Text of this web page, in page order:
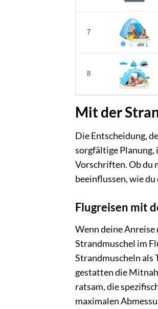
7
8
Mit der
Die Entscheidung,
sorgfältige
Vorschriften. Ob du
beeinflussen, wie
Flugreisen mit
Wenn deine Anreise
Strandmuschel im
Strandmuscheln als
gestatten die
ratsam, die
maximalen